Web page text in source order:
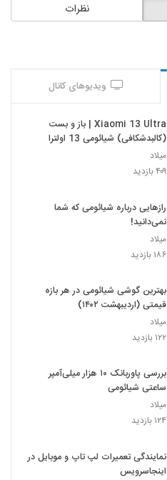
نظرات
ویدیوهای کانال
Xiaomi 13 Ultra | باز و بست
(کالبد‌شکافی) شیائومی 13 اولترا
میلاد
۴۰۹ بازدید
رازهایی درباره شیائومی که شما
نمی‌دانید!
میلاد
۱۸۶ بازدید
بهترین گوشی شیائومی در هر بازه
قیمتی (اردیبهشت ۱۴۰۲)
میلاد
۱۲۲ بازدید
بررسی پاوربانک ۱۰ هزار میلی‌آمپر
ساعتی شیائومی
میلاد
۱۲۴ بازدید
نمایندگی تعمیرات لپ تاپ و موبایل در
اینجاسرویس